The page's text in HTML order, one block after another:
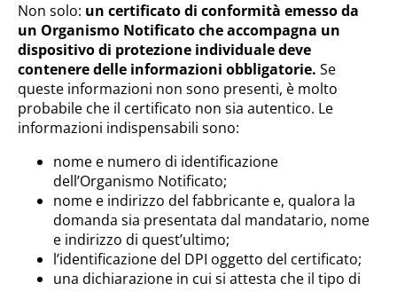
Non solo: un certificato di conformità emesso da
un Organismo Notificato che accompagna un
dispositivo di protezione individuale deve
contenere delle informazioni obbligatorie. Se
queste informazioni non sono presenti, è molto
probabile che il certificato non sia autentico. Le
informazioni indispensabili sono:
nome e numero di identificazione
dell’Organismo Notificato;
nome e indirizzo del fabbricante e, qualora la
domanda sia presentata dal mandatario, nome
e indirizzo di quest’ultimo;
l’identificazione del DPI oggetto del certificato;
una dichiarazione in cui si attesta che il tipo di